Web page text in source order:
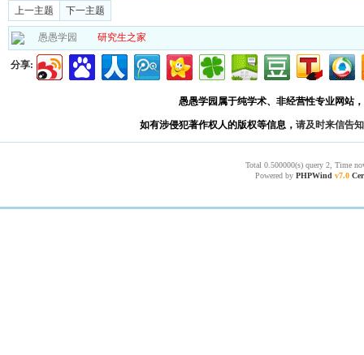
上一主题 下一主题
愚愚学园 研究生之家
分享:
愚愚学园属于纯学术、非经营性专业网站
如有涉侵犯著作权人的版权等信息， 请及时来信告知
Total 0.500000(s) query 2, Time
Powered by PHPWind v7.0